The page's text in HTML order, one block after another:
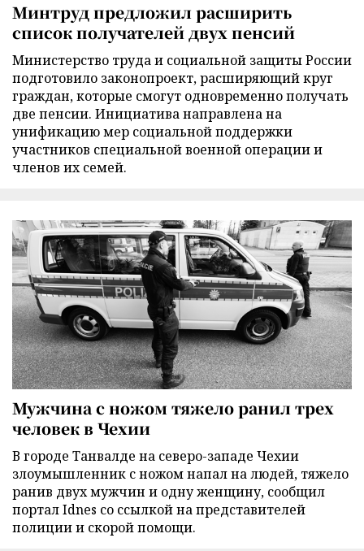
Минтруд предложил расширить
список получателей двух пенсий
Министерство труда и социальной защиты России
подготовило законопроект, расширяющий круг
граждан, которые смогут одновременно получать
две пенсии. Инициатива направлена на
унификацию мер социальной поддержки
участников специальной военной операции и
членов их семей.
Мужчина с ножом тяжело ранил трех
человек в Чехии
В городе Танвалде на северо-западе Чехии
злоумышленник с ножом напал на людей, тяжело
ранив двух мужчин и одну женщину, сообщил
портал Idnes со ссылкой на представителей
полиции и скорой помощи.